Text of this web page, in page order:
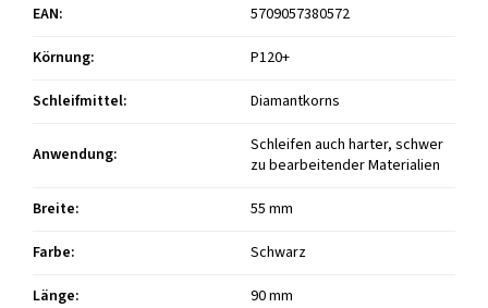
EAN:
5709057380572
Körnung:
P120+
Schleifmittel: Diamantkorns
Anwendung:
Schleifen auch harter, schwer
zu bearbeitender Materialien
Breite:
55 mm
Farbe:
Schwarz
Länge: 90 mm